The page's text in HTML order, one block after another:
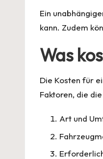
Ein
kann. Zudem
Was
Die Kosten für
Faktoren, die
Art und